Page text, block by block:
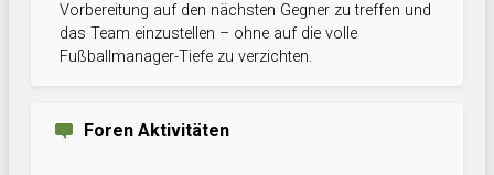
Vorbereitung auf den nächsten Gegner zu treffen und
das Team einzustellen – ohne auf die volle
Fußballmanager-Tiefe zu verzichten.
Foren Aktivitäten